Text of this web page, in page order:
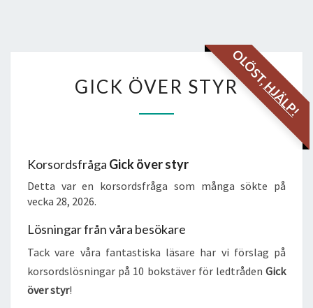
OLÖST,
HJÄLP!
ÖVER
GICK ÖVER STYR
Korsordsfråga Gick över styr
Detta var en korsordsfråga som många sökte på
vecka 28, 2026.
Lösningar från våra besökare
Tack vare våra fantastiska läsare har vi förslag på
korsordslösningar på 10 bokstäver för ledtråden Gick
över styr!